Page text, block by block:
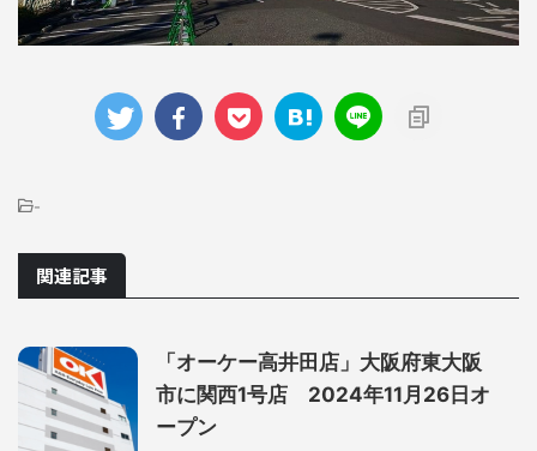
-
関連記事
「オーケー高井田店」大阪府東大阪
市に関西1号店 2024年11月26日オ
ープン